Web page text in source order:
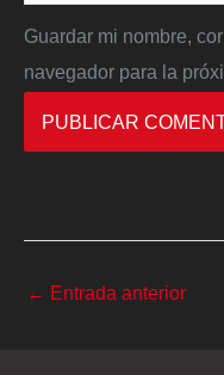
Guardar mi nombre,
navegador para la
← Entrada anterior